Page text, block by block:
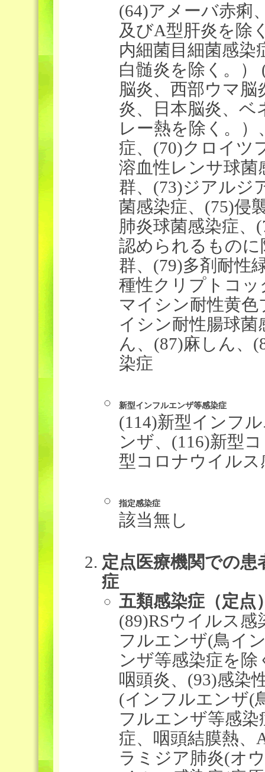
(64)アメーバ赤痢
及びA型肝炎を除
内細菌目細菌感染
白髄炎を除く。）
脳炎、西部ウマ
炎、日本脳炎、
レー熱を除く。
症、(70)クロイツ
溶血性レンサ球菌
群、(73)ジアルジ
菌感染症、(75)侵
肺炎球菌感染症、
認められるものに
群、(79)多剤耐性
種性クリプトコッ
マイシン耐性黄
イシン耐性腸球菌
ん、(87)麻しん、
染症
新型インフルエンザ等感染症
(114)新型インフ
ンザ、(116)新型
型コロナウイルス
指定感染症
該当無し
定点医療機関での
症
五類感染症（定点
(89)RSウイルス
フルエンザ(鳥イ
ンザ等感染症を
咽頭炎、(93)感染
(インフルエンザ(
フルエンザ等感
症、咽頭結膜熱、
ラミジア肺炎(オ